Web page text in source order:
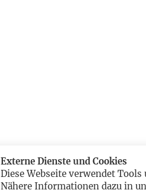
Externe Dienste und Cookies
Diese Webseite verwendet
Nähere Informationen dazu in